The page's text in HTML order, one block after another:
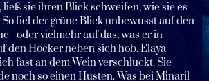
sie ihren Blick schweifen, wie sie es
fiel der grüne Blick unbewusst auf den
- oder vielmehr auf das, was er in
den Hocker neben sich hob. Elaya
fast an dem Wein verschluckt. Sie
noch so einen Husten. Was bei Minaril